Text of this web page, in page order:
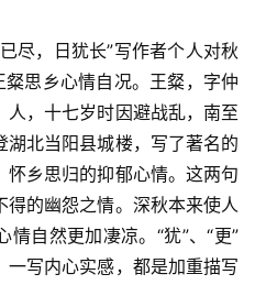
尽，日犹长”写作者个人对秋
粲思乡心情自况。王粲，字仲
，十七岁时因避战乱，南至
北当阳县城楼，写了著名的
怀乡思归的抑郁心情。这两句
的幽怨之情。深秋本来使人
自然更加凄凉。“犹”、“更”
写内心实感，都是加重描写